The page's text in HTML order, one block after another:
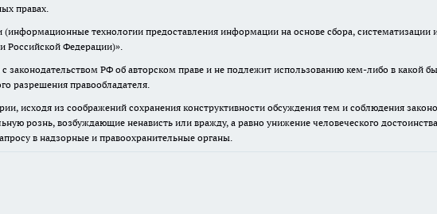
правах.
технологии предоставления информации на основе сбора, систематизации
Российской Федерации)».
законодательством РФ об авторском праве и не подлежит использованию кем-либо в какой
разрешения правообладателя.
исходя из соображений сохранения конструктивности обсуждения тем и соблюдения
рознь, возбуждающие ненависть или вражду, а равно унижение человеческого
в надзорные и правоохранительные органы.